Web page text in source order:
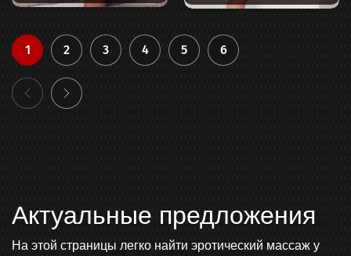
1 2 3 4 5 6
Актуальные предложения
На этой страницы легко найти эротический массаж у